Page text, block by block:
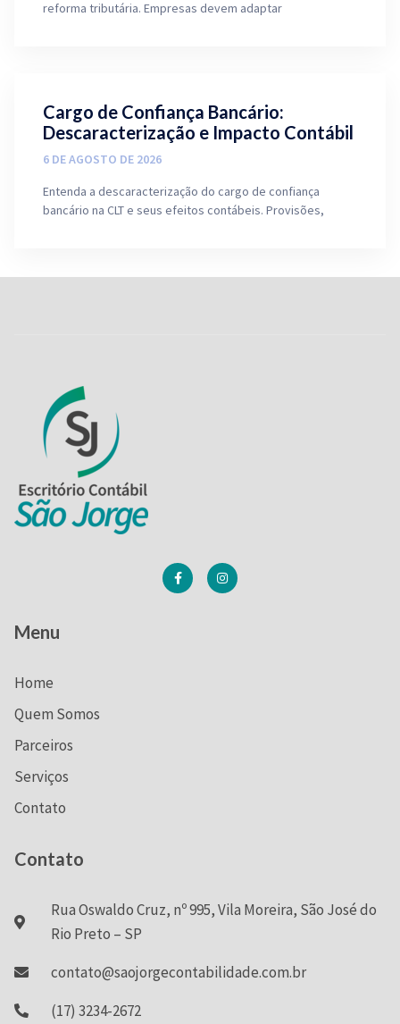
reforma tributária. Empresas devem adaptar
Cargo de Confiança Bancário:
Descaracterização e Impacto Contábil
6 DE AGOSTO DE 2026
Entenda a descaracterização do cargo de confiança
bancário na CLT e seus efeitos contábeis. Provisões,
Menu
Home
Quem Somos
Parceiros
Serviços
Contato
Contato
Rua Oswaldo Cruz, nº 995, Vila Moreira, São José do
Rio Preto – SP
contato@saojorgecontabilidade.com.br
(17) 3234-2672